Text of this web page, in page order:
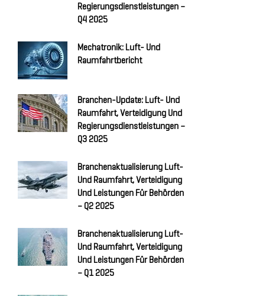
Regierungsdienstleistungen –
Q4 2025
Mechatronik: Luft- Und
Raumfahrtbericht
Branchen-Update: Luft- Und
Raumfahrt, Verteidigung Und
Regierungsdienstleistungen –
Q3 2025
Branchenaktualisierung Luft-
Und Raumfahrt, Verteidigung
Und Leistungen Für Behörden
– Q2 2025
Branchenaktualisierung Luft-
Und Raumfahrt, Verteidigung
Und Leistungen Für Behörden
– Q1 2025